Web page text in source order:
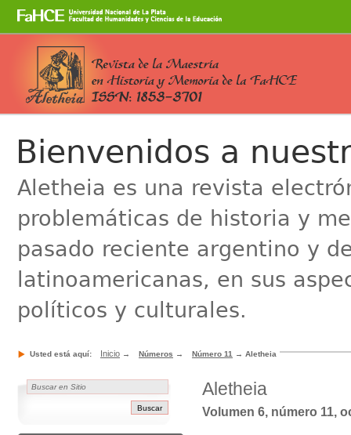
navegación
Bienvenidos a
Aletheia es una revista
problemáticas de historia y
pasado reciente argentino y
latinoamericanas, en sus
políticos y culturales.
Usted está aquí: Inicio → Números → Número 11 → Aletheia
Aletheia
Volumen 6, número 11,